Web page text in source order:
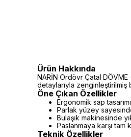
Ürün Hakkında
NARİN Ordövr Çatal
detaylarıyla zenginleştirilmiş
Öne Çıkan Özellikler
Ergonomik sap
Parlak yüzey
Bulaşık makinesinde
Paslanmaya karşı tam
Teknik Özellikler